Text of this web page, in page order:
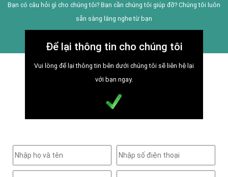
Bạn có câu hỏi gì cho chúng tôi? Bạn cần chúng tôi giúp đỡ? Chúng tôi luôn
sẵn sàng lắng nghe từ bạn
Để lại thông tin cho chúng tôi
Vui lòng để lại thông tin bên dưới chúng tôi sẽ liên hệ lại
với bạn ngay.